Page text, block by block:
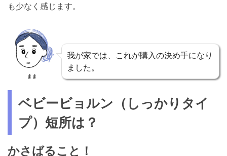
も少なく感じます。
まま
我が家では、これが購入の決め手になり
ました。
ベビービョルン（しっかりタイ
プ） 短所は？
かさばること！